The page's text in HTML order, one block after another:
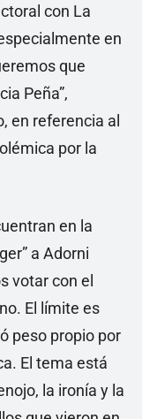
con La
en
que
Peña”,
en referencia al
por la
en la
a Adorni
votar con el
El límite es
peso propio por
El tema está
la ironía y la